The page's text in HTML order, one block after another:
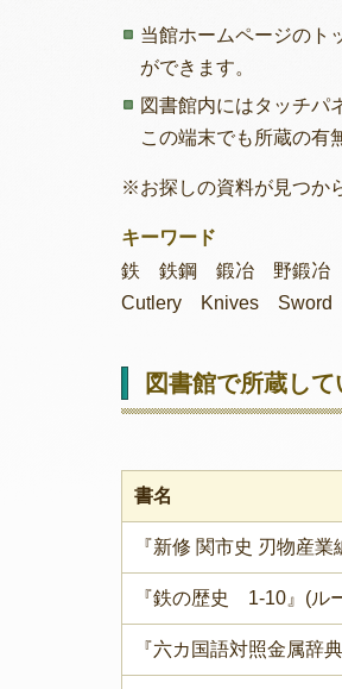
当館ホームページのト
ができます。
図書館内にはタッチパ
この端末でも所蔵の有
※お探しの資料が見つか
キーワード
鉄 鉄鋼 鍛冶 野鍛
Cutlery Knives Sword
図書館で所蔵して
書名
『新修 関市史 刃物産
『鉄の歴史 1-10』(ル
『六カ国語対照金属辞